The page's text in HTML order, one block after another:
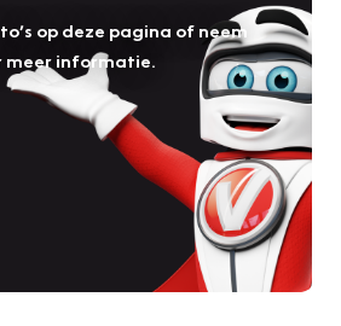
op deze pagina of neem
meer informatie.